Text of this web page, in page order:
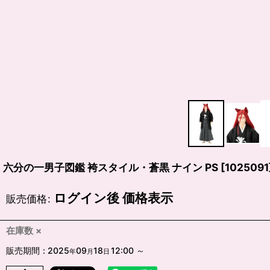
六分の一男子図鑑 袴スタイル・蒼黒 ナイン PS [1025091
販売価格: ログイン後 価格表示
在庫数 ×
販売期間 : 2025年09 月 18 日 12:00 ～